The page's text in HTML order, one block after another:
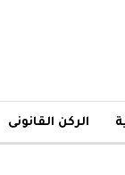
الركن القانونى